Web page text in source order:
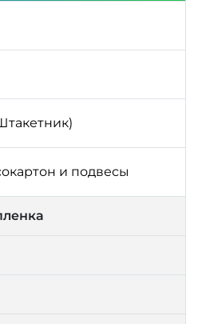
и подвесы